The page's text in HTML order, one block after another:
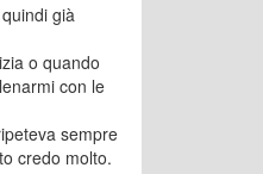
già
o quando
con le
sempre
credo molto.